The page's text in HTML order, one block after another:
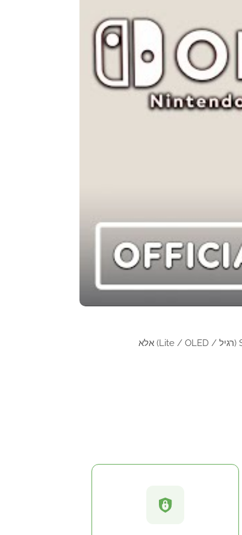
— אין צורך בדרישות מערכת למחשב. המשחק תואם לכל דגמי ה-Switch (רגיל / Lite / OLED) אלא